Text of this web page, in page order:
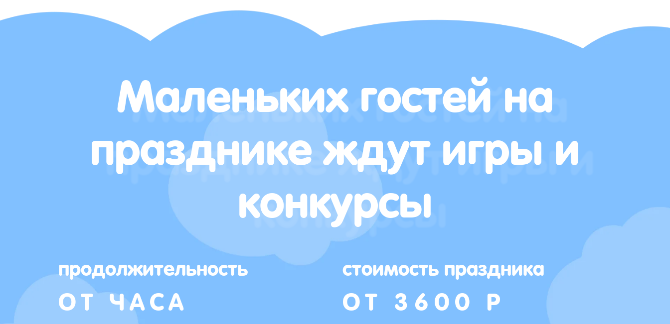
Маленьких гостей на
празднике ждут игры и
конкурсы
продолжительность
ОТ ЧАСА
стоимость праздника
ОТ 3600 Р